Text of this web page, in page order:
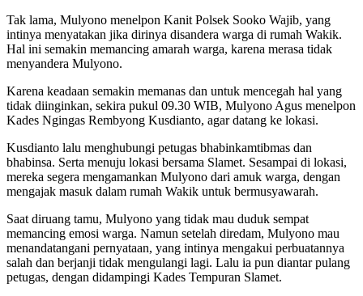
Tak lama, Mulyono menelpon Kanit Polsek Sooko Wajib, yang
intinya menyatakan jika dirinya disandera warga di rumah Wakik.
Hal ini semakin memancing amarah warga, karena merasa tidak
menyandera Mulyono.
Karena keadaan semakin memanas dan untuk mencegah hal yang
tidak diinginkan, sekira pukul 09.30 WIB, Mulyono Agus menelpon
Kades Ngingas Rembyong Kusdianto, agar datang ke lokasi.
Kusdianto lalu menghubungi petugas bhabinkamtibmas dan
bhabinsa. Serta menuju lokasi bersama Slamet. Sesampai di lokasi,
mereka segera mengamankan Mulyono dari amuk warga, dengan
mengajak masuk dalam rumah Wakik untuk bermusyawarah.
Saat diruang tamu, Mulyono yang tidak mau duduk sempat
memancing emosi warga. Namun setelah diredam, Mulyono mau
menandatangani pernyataan, yang intinya mengakui perbuatannya
salah dan berjanji tidak mengulangi lagi. Lalu ia pun diantar pulang
petugas, dengan didampingi Kades Tempuran Slamet.